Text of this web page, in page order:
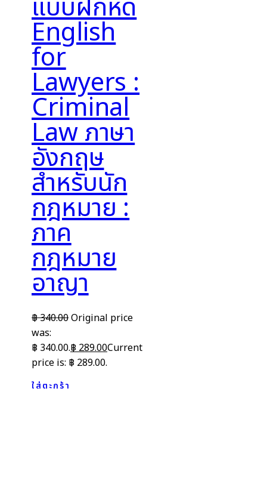
แบบฝึกหัด
English
for
Lawyers :
Criminal
Law ภาษา
อังกฤษ
สำหรับนัก
กฎหมาย :
ภาค
กฎหมาย
อาญา
฿340.00Original price
was:
฿ 340.00.฿ 289.00Current
price is: ฿ 289.00.
ใส่ตะกร้า